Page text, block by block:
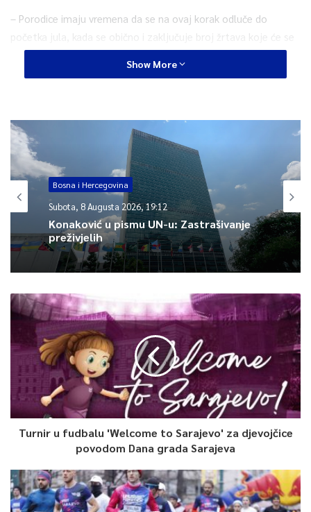
– Porodice imaju vremena da se na ovaj korak odluče do
početka jula, kada se obično i zaključuje broj žrtava koje će se
u Potočarima ukopati za tu godinu – napomenula je Fazlić.
Pojasnila je da su porodice ovih žrtava ranije obavile zvaničnu
identifikaciju, ali saglasnost za njihov ukop nije data.
– Razlog tome je uglavnom oskudnost posmrtnih ostataka
koji su pronađeni, zbog čega je za porodicu izuzetno teško
odlučiti samo jednu, dvije ili pak nekoliko kostiju konačno
spustiti u mezar – navodi Fazlić.
Istovremeno, na identifikaciju od strane članova porodica
identitet putem DNK metode.
0
Article Rating
Show More
Bosna i Hercegovina
Subota, 8 Augusta 2026, 19:12
Konaković u pismu UN-u: Zastrašivanje
preživjelih
Turnir u fudbalu 'Welcome to Sarajevo' za djevojčice
povodom Dana grada Sarajeva